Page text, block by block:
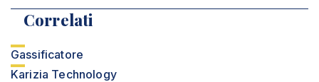
Correlati
Gassificatore
Karizia Technology